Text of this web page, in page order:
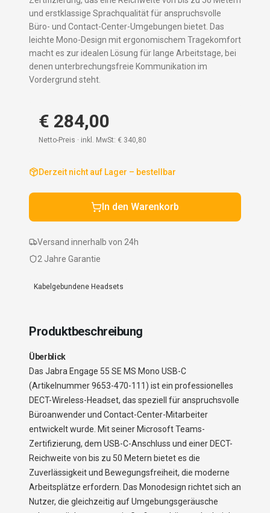
und erstklassige Sprachqualität für anspruchsvolle
Büro- und Contact-Center-Umgebungen bietet. Das
leichte Mono-Design mit ergonomischem Tragekomfort
macht es zur idealen Lösung für lange Arbeitstage, bei
denen unterbrechungsfreie Kommunikation im
Vordergrund steht.
€ 284,00
Netto-Preis · inkl. MwSt: € 340,80
Derzeit nicht auf Lager – bestellbar
In den Warenkorb
Versand innerhalb von 24h
2 Jahre Garantie
Kabelgebundene Headsets
Produktbeschreibung
Überblick
Das Jabra Engage 55 SE MS Mono USB-C
(Artikelnummer 9653-470-111) ist ein professionelles
DECT-Wireless-Headset, das speziell für anspruchsvolle
Büroanwender und Contact-Center-Mitarbeiter
entwickelt wurde. Mit seiner Microsoft Teams-
Zertifizierung, dem USB-C-Anschluss und einer DECT-
Reichweite von bis zu 50 Metern bietet es die
Zuverlässigkeit und Bewegungsfreiheit, die moderne
Arbeitsplätze erfordern. Das Monodesign richtet sich an
Nutzer, die gleichzeitig auf Umgebungsgeräusche